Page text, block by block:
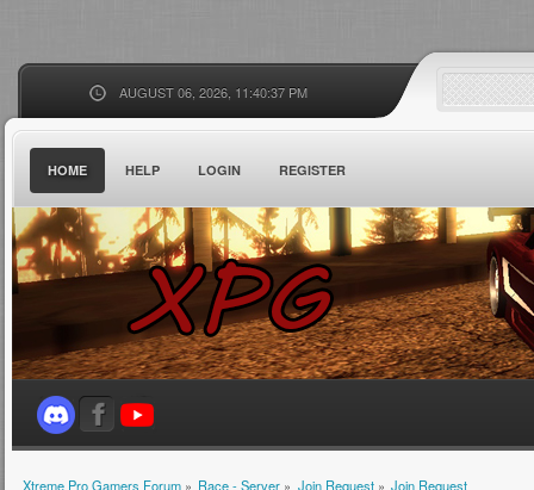
AUGUST 06, 2026, 11:40:37 PM
HOME HELP LOGIN REGISTER
Xtreme Pro Gamers Forum» Race - Server » Join Request» Join Request